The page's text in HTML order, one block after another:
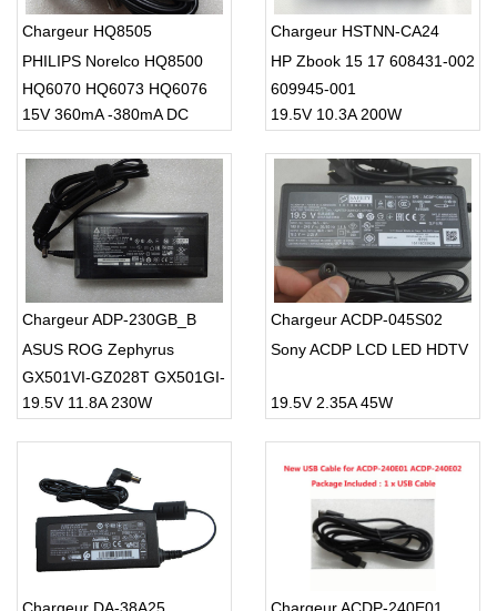
Chargeur HQ8505
PHILIPS Norelco HQ8500
HQ6070 HQ6073 HQ6076
PT860 HQ8
15V 360mA -380mA DC
Chargeur HSTNN-CA24
HP Zbook 15 17 608431-002
609945-001
19.5V 10.3A 200W
Chargeur ADP-230GB_B
ASUS ROG Zephyrus
GX501VI-GZ028T GX501GI-
XS7
19.5V 11.8A 230W
Chargeur ACDP-045S02
Sony ACDP LCD LED HDTV
19.5V 2.35A 45W